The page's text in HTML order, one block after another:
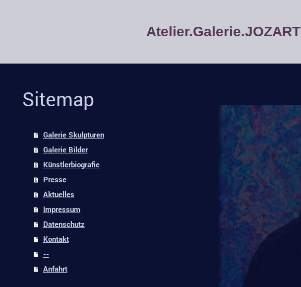
Atelier.Galerie.JOZART
Sitemap
Galerie Skulpturen
Galerie Bilder
Künstlerbiografie
Presse
Aktuelles
Impressum
Datenschutz
Kontakt
--
Anfahrt